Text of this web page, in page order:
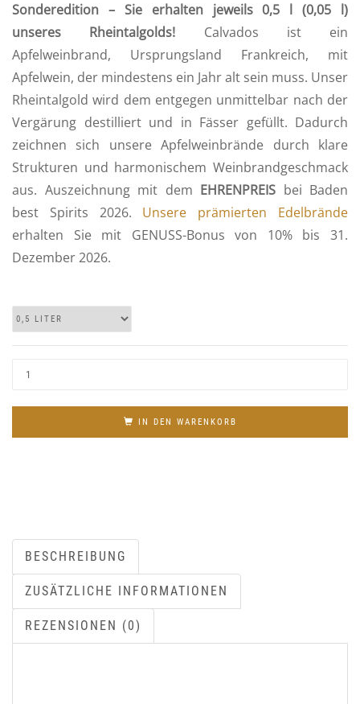
Sonderedition – Sie erhalten jeweils 0,5 l (0,05 l)
unseres Rheintalgolds! Calvados ist ein
Apfelweinbrand, Ursprungsland Frankreich, mit
Apfelwein, der mindestens ein Jahr alt sein muss. Unser
Rheintalgold wird dem entgegen unmittelbar nach der
Vergärung destilliert und in Fässer gefüllt. Dadurch
zeichnen sich unsere Apfelweinbrände durch klare
Strukturen und harmonischem Weinbrandgeschmack
aus. Auszeichnung mit dem EHRENPREIS bei Baden
best Spirits 2026. Unsere prämierten Edelbrände
erhalten Sie mit GENUSS-Bonus von 10% bis 31.
Dezember 2026.
IN DEN WARENKORB
BESCHREIBUNG
ZUSÄTZLICHE INFORMATIONEN
REZENSIONEN (0)